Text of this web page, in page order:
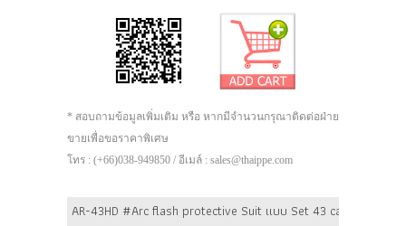
* สอบถามข้อมูลเพิ่มเติม หรือ หากมีจำนวนกรุณาติดต่อฝ่าย
ขายเพื่อขอราคาพิเศษ
โทร : (+66)038-949850 / อีเมล์ : sales@thaippe.com
AR-43HD #Arc flash protective Suit แบบ Set 43 cal/cm2 [แบบ